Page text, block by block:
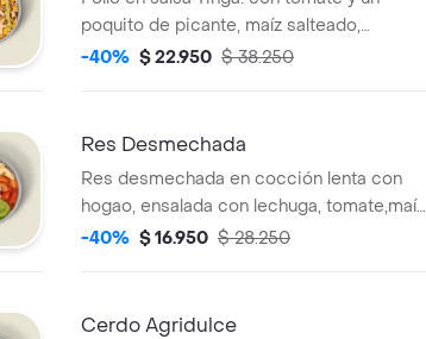
poquito de picante, maíz salteado,
mozzarella, papa ripio y salsa MUY.
-40% $ 22.950 $ 38.250
Res Desmechada
Res desmechada en cocción lenta con
hogao, ensalada con lechuga, tomate,maíz
salteado, guacamole, pico de gallo salsa
-40% $ 16.950 $ 28.250
Cerdo Agridulce